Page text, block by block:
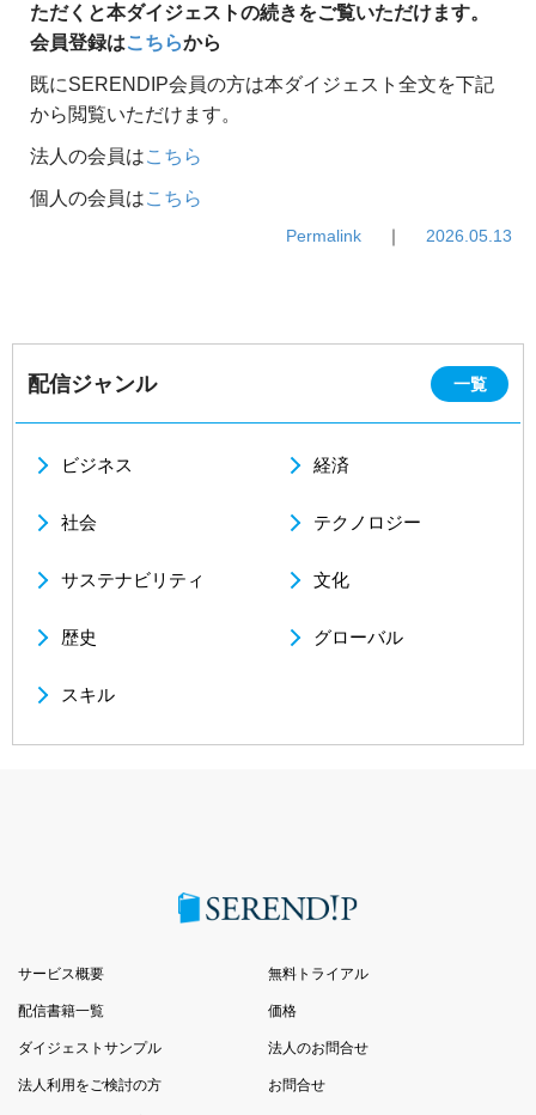
ただくと本ダイジェストの続きをご覧いただけます。
会員登録はこちらから
既にSERENDIP会員の方は本ダイジェスト全文を下記
から閲覧いただけます。
法人の会員はこちら
個人の会員はこちら
Permalink ｜ 2026.05.13
配信ジャンル 一覧
ビジネス 経済
社会 テクノロジー
サステナビリティ 文化
歴史 グローバル
スキル
サービス概要
配信書籍一覧
ダイジェストサンプル
法人利用をご検討の方
無料トライアル
価格
法人のお問合せ
お問合せ